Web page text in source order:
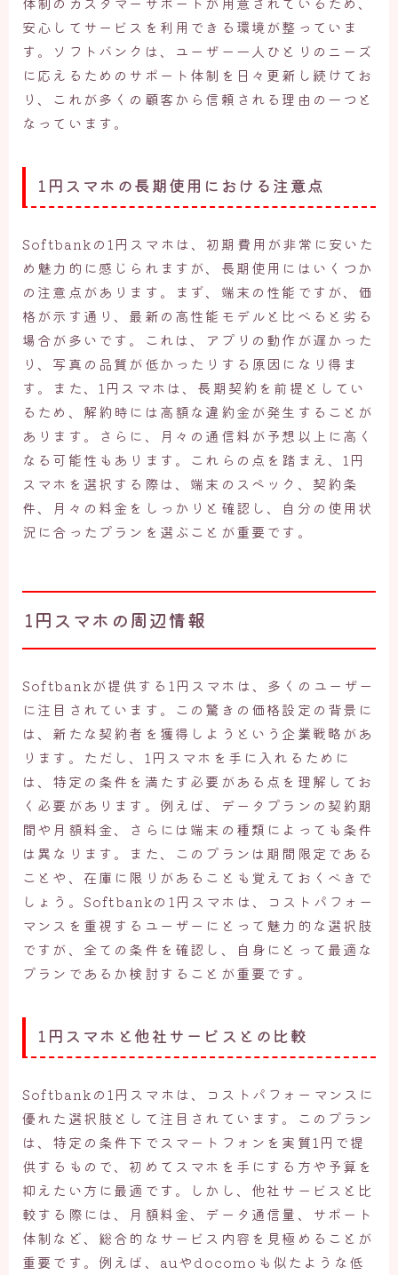
安心してサービスを利用できる環境が整っていま
す。ソフトバンクは、ユーザー一人ひとりのニーズ
に応えるためのサポート体制を日々更新し続けてお
り、これが多くの顧客から信頼される理由の一つと
なっています。
1円スマホの長期使用における注意点
Softbankの1円スマホは、初期費用が非常に安いた
め魅力的に感じられますが、長期使用にはいくつか
の注意点があります。まず、端末の性能ですが、価
格が示す通り、最新の高性能モデルと比べると劣る
場合が多いです。これは、アプリの動作が遅かった
り、写真の品質が低かったりする原因になり得ま
す。また、1円スマホは、長期契約を前提としてい
るため、解約時には高額な違約金が発生することが
あります。さらに、月々の通信料が予想以上に高く
なる可能性もあります。これらの点を踏まえ、1円
スマホを選択する際は、端末のスペック、契約条
件、月々の料金をしっかりと確認し、自分の使用状
況に合ったプランを選ぶことが重要です。
1円スマホの周辺情報
Softbankが提供する1円スマホは、多くのユーザー
に注目されています。この驚きの価格設定の背景に
は、新たな契約者を獲得しようという企業戦略があ
ります。ただし、1円スマホを手に入れるために
は、特定の条件を満たす必要がある点を理解してお
く必要があります。例えば、データプランの契約期
間や月額料金、さらには端末の種類によっても条件
は異なります。また、このプランは期間限定である
ことや、在庫に限りがあることも覚えておくべきで
しょう。Softbankの1円スマホは、コストパフォー
マンスを重視するユーザーにとって魅力的な選択肢
ですが、全ての条件を確認し、自身にとって最適な
プランであるか検討することが重要です。
1円スマホと他社サービスとの比較
Softbankの1円スマホは、コストパフォーマンスに
優れた選択肢として注目されています。このプラン
は、特定の条件下でスマートフォンを実質1円で提
供するもので、初めてスマホを手にする方や予算を
抑えたい方に最適です。しかし、他社サービスと比
較する際には、月額料金、データ通信量、サポート
体制など、総合的なサービス内容を見極めることが
重要です。例えば、auやdocomoも似たような低